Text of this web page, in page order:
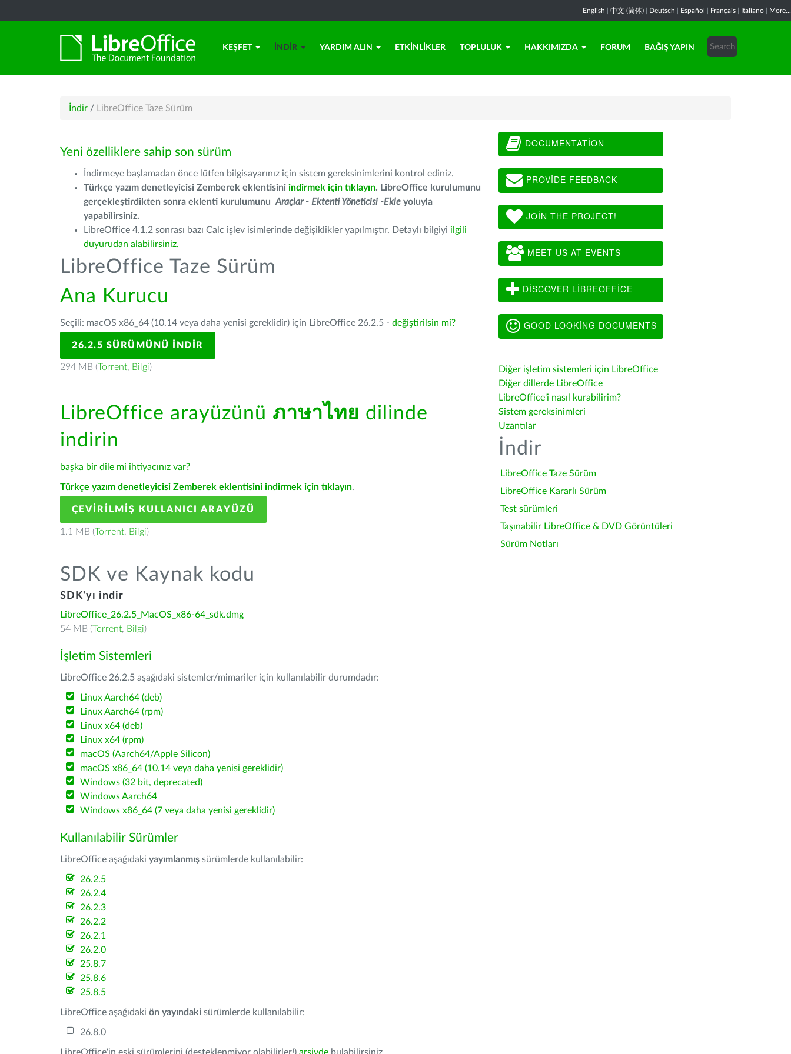
English 中文 (简体) Deutsch Español Français Italiano More...
KEŞFET İNDIR YARDIM ALIN ETKINLIKLER TOPLULUK HAKKIMIZDA FORUM BAĞIŞ YAPIN
İndir / LibreOffice Taze Sürüm
Yeni özelliklere sahip son sürüm
İndirmeye başlamadan önce lütfen bilgisayarınız için sistem gereksinimlerini kontrol ediniz.
Türkçe yazım denetleyicisi Zemberek eklentisini indirmek için tıklayın. LibreOffice kurulumunu
gerçekleştirdikten sonra eklenti kurulumunu Araçlar - Ektenti Yöneticisi -Ekle yoluyla
yapabilirsiniz.
LibreOffice 4.1.2 sonrası bazı Calc işlev isimlerinde değişiklikler yapılmıştır. Detaylı bilgiyi ilgili
duyurudan alabilirsiniz.
LibreOffice Taze Sürüm
Ana Kurucu
Seçili: macOS x86_64 (10.14 veya daha yenisi gereklidir) için LibreOffice 26.2.5 - değiştirilsin mi?
26.2.5 SÜRÜMÜNÜ İNDIR
294 MB (Torrent, Bilgi)
LibreOffice arayüzünü ภาษาไทย dilinde
indirin
başka bir dile mi ihtiyacınız var?
Türkçe yazım denetleyicisi Zemberek eklentisini indirmek için tıklayın.
ÇEVIRILMIŞ KULLANICI ARAYÜZÜ
1.1 MB (Torrent, Bilgi)
SDK ve Kaynak kodu
SDK'yı indir
LibreOffice_26.2.5_MacOS_x86-64_sdk.dmg
54 MB (Torrent, Bilgi)
İşletim Sistemleri
LibreOffice 26.2.5 aşağıdaki sistemler/mimariler için kullanılabilir durumdadır:
Linux Aarch64 (deb)
Linux Aarch64 (rpm)
Linux x64 (deb)
Linux x64 (rpm)
macOS (Aarch64/Apple Silicon)
macOS x86_64 (10.14 veya daha yenisi gereklidir)
Windows (32 bit, deprecated)
Windows Aarch64
Windows x86_64 (7 veya daha yenisi gereklidir)
Kullanılabilir Sürümler
LibreOffice aşağıdaki yayımlanmış sürümlerde kullanılabilir:
26.2.5
26.2.4
26.2.3
26.2.2
26.2.1
26.2.0
25.8.7
25.8.6
25.8.5
LibreOffice aşağıdaki ön yayındaki sürümlerde kullanılabilir:
26.8.0
DOCUMENTATION
PROVIDE FEEDBACK
JOIN THE PROJECT!
MEET US AT EVENTS
DISCOVER LIBREOFFICE
GOOD LOOKING DOCUMENTS
Diğer işletim sistemleri için LibreOffice
Diğer dillerde LibreOffice
LibreOffice'i nasıl kurabilirim?
Sistem gereksinimleri
Uzantılar
İndir
LibreOffice Taze Sürüm
LibreOffice Kararlı Sürüm
Test sürümleri
Taşınabilir LibreOffice & DVD Görüntüleri
Sürüm Notları